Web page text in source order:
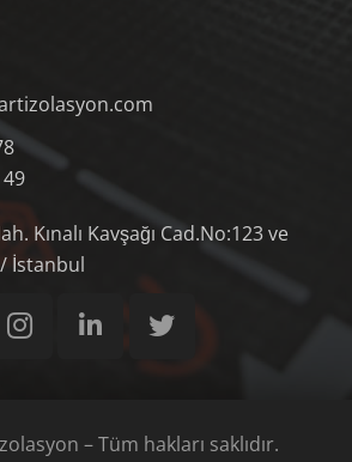
Kınalı Kavşağı Cad.No:123 ve
İstanbul
– Tüm hakları saklıdır.